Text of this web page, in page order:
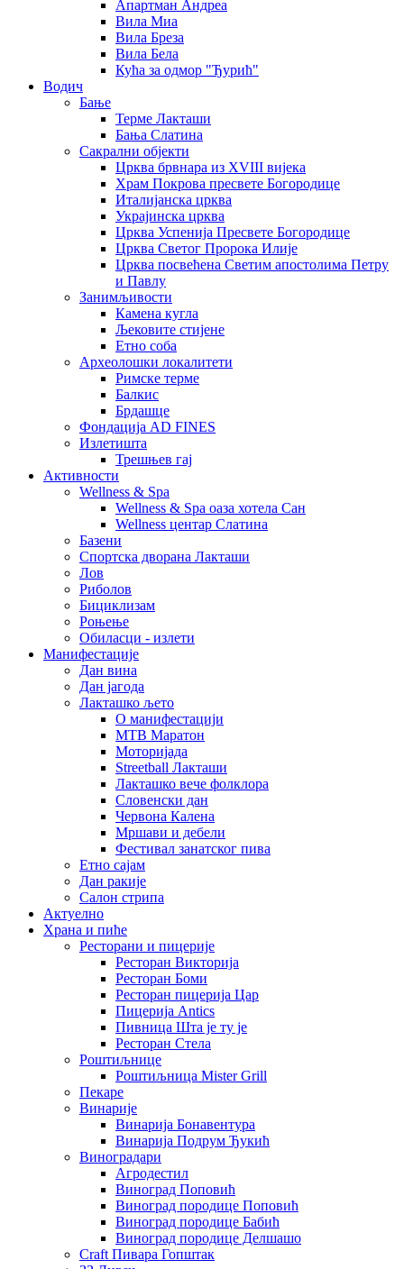
Апартман Андреа
Вила Миа
Вила Бреза
Вила Бела
Кућа за одмор "Ђурић"
Водич
Бање
Терме Лакташи
Бања Слатина
Сакрални објекти
Црква брвнара из XVIII вијека
Храм Покрова пресвете Богородице
Италијанска црква
Украјинска црква
Црква Успенија Пресвете Богородице
Црква Светог Пророка Илије
Црква посвећена Светим апостолима Петру
и Павлу
Занимљивости
Камена кугла
Љековите стијене
Етно соба
Археолошки локалитети
Римске терме
Балкис
Брдашце
Фондација AD FINES
Излетишта
Трешњев гај
Активности
Wellness & Spa
Wellness & Spa оаза хотела Сан
Wellness центар Слатина
Базени
Спортска дворана Лакташи
Лов
Риболов
Бициклизам
Роњење
Обиласци - излети
Манифестације
Дан вина
Дан јагода
Лакташко љето
О манифестацији
MTB Маратон
Моторијада
Streetball Лакташи
Лакташко вече фолклора
Словенски дан
Червона Калена
Мршави и дебели
Фестивал занатског пива
Етно сајам
Дан ракије
Салон стрипа
Актуелно
Храна и пиће
Ресторани и пицерије
Ресторан Викторија
Ресторан Боми
Ресторан пицерија Цар
Пицерија Аntics
Пивница Шта је ту је
Ресторан Стела
Роштиљнице
Роштиљница Mister Grill
Пекаре
Винарије
Винарија Бонавентура
Винарија Подрум Ђукић
Виноградари
Агродестил
Виноград Поповић
Виноград породице Поповић
Виноград породице Бабић
Виноград породице Делшашо
Craft Пивара Гопштак